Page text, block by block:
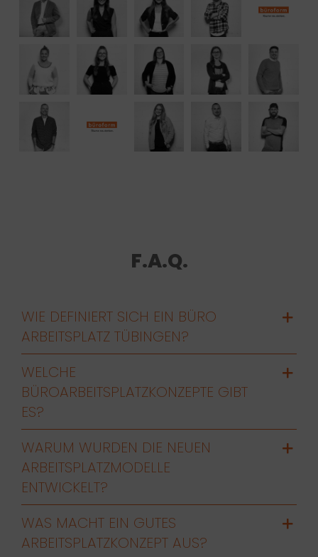
F.A.Q.
WIE DEFINIERT SICH EIN BÜRO
ARBEITSPLATZ TÜBINGEN?
WELCHE
BÜROARBEITSPLATZKONZEPTE GIBT
ES?
WARUM WURDEN DIE NEUEN
ARBEITSPLATZMODELLE
ENTWICKELT?
WAS MACHT EIN GUTES
ARBEITSPLATZKONZEPT AUS?